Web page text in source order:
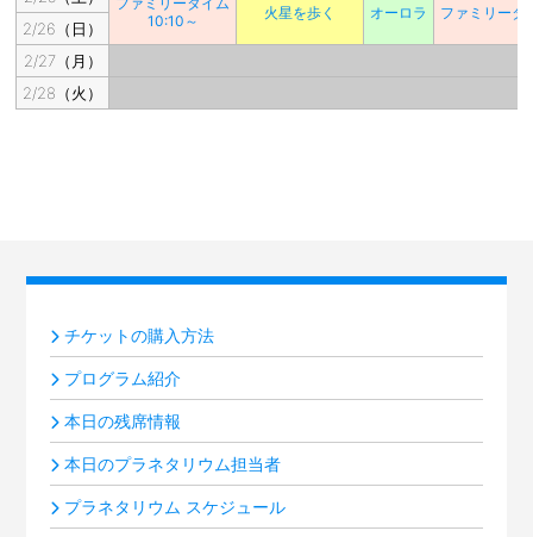
10:10～
火星を歩く オーロラ ファミリータ
2/26（日）
2/27（月）
2/28（火）
チケットの購入方法
プログラム紹介
本日の残席情報
本日のプラネタリウム担当者
プラネタリウム スケジュール